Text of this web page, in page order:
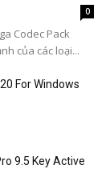
0
Codec Pack
của các loại...
For Windows
9.5 Key Active